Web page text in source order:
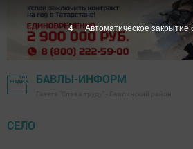
БАВЛЫ-ИНФОРМ
СЕЛО
3 Автоматическое закрытие